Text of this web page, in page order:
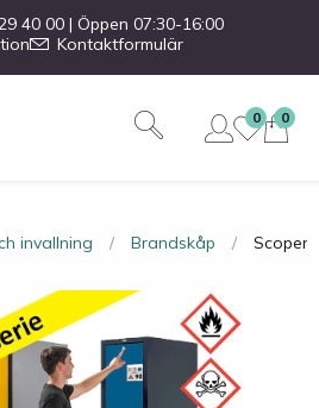
40 00 | Öppen 07:30-16:00
Kontaktformulär
0
0
invallning Brandskåp Scoper